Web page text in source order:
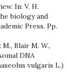
In: V. H.
biology and
Press. Pp.
Blair M. W.,
DNA
vulgaris L.)